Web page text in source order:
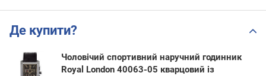
Де купити?
Чоловічий спортивний наручний годинник
Royal London 40063-05 кварцовий із